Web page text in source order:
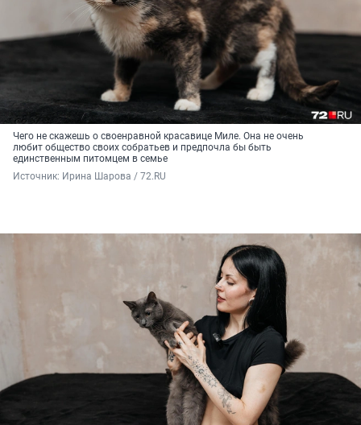
Чего не скажешь о своенравной красавице Миле. Она не очень
любит общество своих собратьев и предпочла бы быть
единственным питомцем в семье
Источник: Ирина Шарова / 72.RU